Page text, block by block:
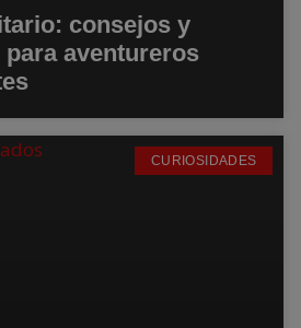
consejos y
aventureros
CURIOSIDADES